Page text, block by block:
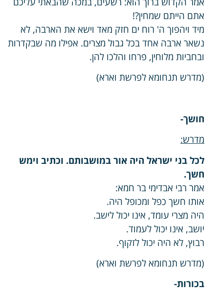
אתם הייתם שמחין?!
מיד ויהפוך ה' רוח ים חזק מאד וישא את הארבה, לא
נשאר ארבה אחד בכל גבול מצרים. אפילו מה שבקדרות
ובחביות מלוחין, פרחו והלכו להן.
(מדרש תנחומא לפרשת וארא)
חושך-
מדרש:
לכל בני ישראל היה אור במושבותם. וכתיב וימש
חשך.
אמר רבי אבדימי בר חמא:
אותו חשך כפל ומכופל היה.
היה מצרי עומד, אינו יכול לישב.
יושב, אינו יכול לעמוד.
רבוץ, לא היה יכול לזקוף.
(מדרש תנחומא לפרשת וארא)
בכורות-